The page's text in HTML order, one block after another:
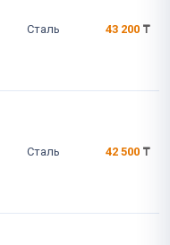
Сталь 43 200 ₸
Сталь 42 500 ₸